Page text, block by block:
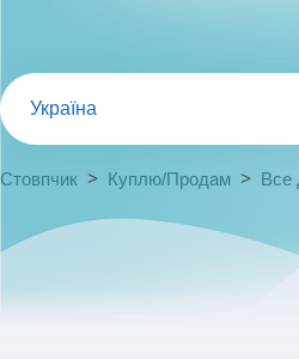
Україна
Стовпчик > Куплю/Продам > Все